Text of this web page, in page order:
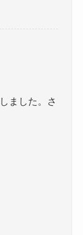
ました。さ